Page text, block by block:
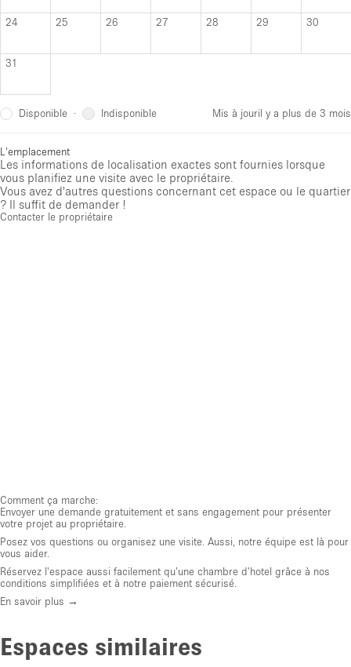
24 25 26 27 28 29 30
31
Disponible · Indisponible Mis à jouril y a plus de 3 mois
L'emplacement
Les informations de localisation exactes sont fournies lorsque
vous planifiez une visite avec le propriétaire.
Vous avez d'autres questions concernant cet espace ou le quartier
? Il suffit de demander !
Contacter le propriétaire
Comment ça marche:
Envoyer une demande gratuitement et sans engagement pour présenter
votre projet au propriétaire.
Posez vos questions ou organisez une visite. Aussi, notre équipe est là pour
vous aider.
Réservez l'espace aussi facilement qu'une chambre d'hotel grâce à nos
conditions simplifiées et à notre paiement sécurisé.
En savoir plus →
Espaces similaires